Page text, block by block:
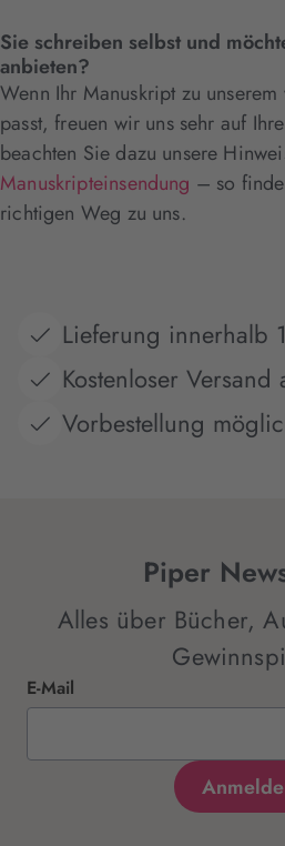
Sie schreiben selbst und
anbieten?
Wenn Ihr Manuskript zu
passt, freuen wir uns sehr auf
beachten Sie dazu unsere
Manuskripteinsendung – so
richtigen Weg zu uns.
Lieferung innerhalb
Kostenloser
Vorbestellung
Piper
Alles über Bücher,
E-Mail